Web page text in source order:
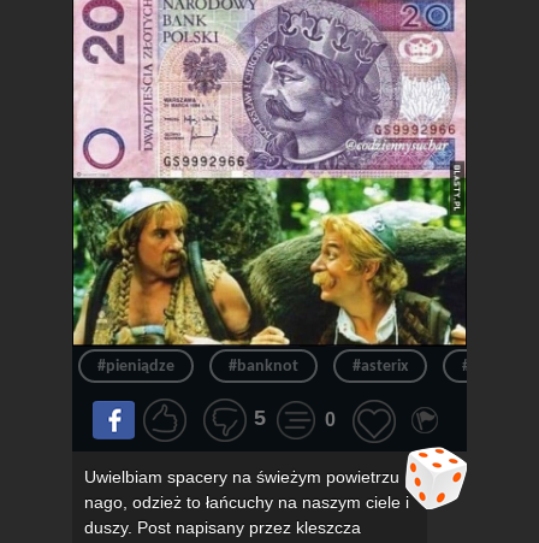
#pieniądze #banknot #asterix #pieniądz
5 0
Uwielbiam spacery na świeżym powietrzu
nago, odzież to łańcuchy na naszym ciele i
duszy. Post napisany przez kleszcza